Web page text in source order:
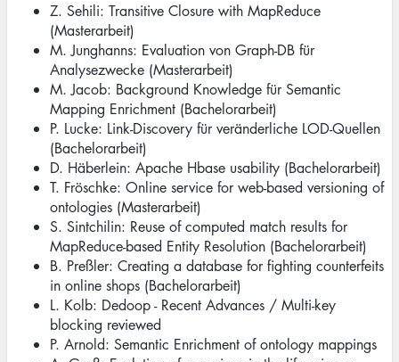
Z. Sehili: Transitive Closure with MapReduce
(Masterarbeit)
M. Junghanns: Evaluation von Graph-DB für
Analysezwecke (Masterarbeit)
M. Jacob: Background Knowledge für Semantic
Mapping Enrichment (Bachelorarbeit)
P. Lucke: Link-Discovery für veränderliche LOD-Quellen
(Bachelorarbeit)
D. Häberlein: Apache Hbase usability (Bachelorarbeit)
T. Fröschke: Online service for web-based versioning of
ontologies (Masterarbeit)
S. Sintchilin: Reuse of computed match results for
MapReduce-based Entity Resolution (Bachelorarbeit)
B. Preßler: Creating a database for fighting counterfeits
in online shops (Bachelorarbeit)
L. Kolb: Dedoop - Recent Advances / Multi-key
blocking reviewed
P. Arnold: Semantic Enrichment of ontology mappings